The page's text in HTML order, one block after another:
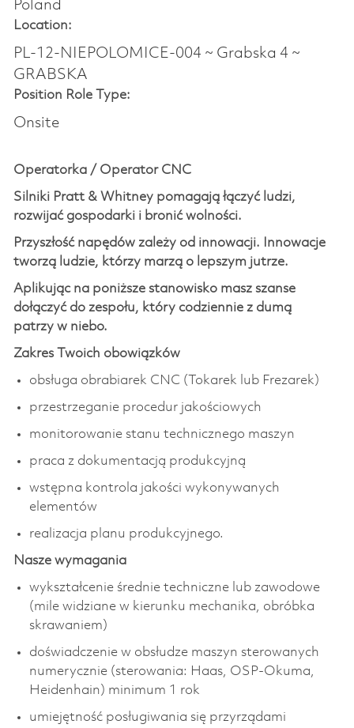
Poland
Location:
PL-12-NIEPOLOMICE-004 ~ Grabska 4 ~
GRABSKA
Position Role Type:
Onsite
Operatorka / Operator CNC
Silniki Pratt & Whitney pomagają łączyć ludzi,
rozwijać gospodarki i bronić wolności.
Przyszłość napędów zależy od innowacji. Innowacje
tworzą ludzie, którzy marzą o lepszym jutrze.
Aplikując na poniższe stanowisko masz szanse
dołączyć do zespołu, który codziennie z dumą
patrzy w niebo.
Zakres Twoich obowiązków
obsługa obrabiarek CNC (Tokarek lub Frezarek)
przestrzeganie procedur jakościowych
monitorowanie stanu technicznego maszyn
praca z dokumentacją produkcyjną
wstępna kontrola jakości wykonywanych
elementów
realizacja planu produkcyjnego.
Nasze wymagania
wykształcenie średnie techniczne lub zawodowe
(mile widziane w kierunku mechanika, obróbka
skrawaniem)
doświadczenie w obsłudze maszyn sterowanych
numerycznie (sterowania: Haas, OSP-Okuma,
Heidenhain) minimum 1 rok
umiejętność posługiwania się przyrządami